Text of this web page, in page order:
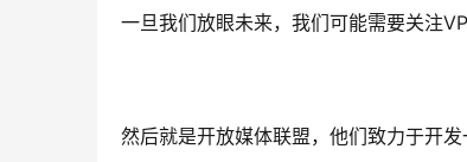
一旦我们放眼未来，我们可能需要关注
然后就是开放媒体联盟，他们致力于开